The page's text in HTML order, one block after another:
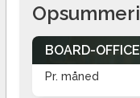
BOARD-
Pr. måned